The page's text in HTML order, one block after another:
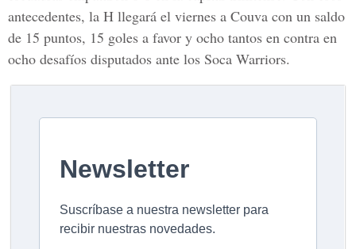
antecedentes, la H llegará el viernes a Couva con un saldo
de 15 puntos, 15 goles a favor y ocho tantos en contra en
ocho desafíos disputados ante los Soca Warriors.